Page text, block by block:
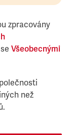
zpracovány
Všeobecnými
než